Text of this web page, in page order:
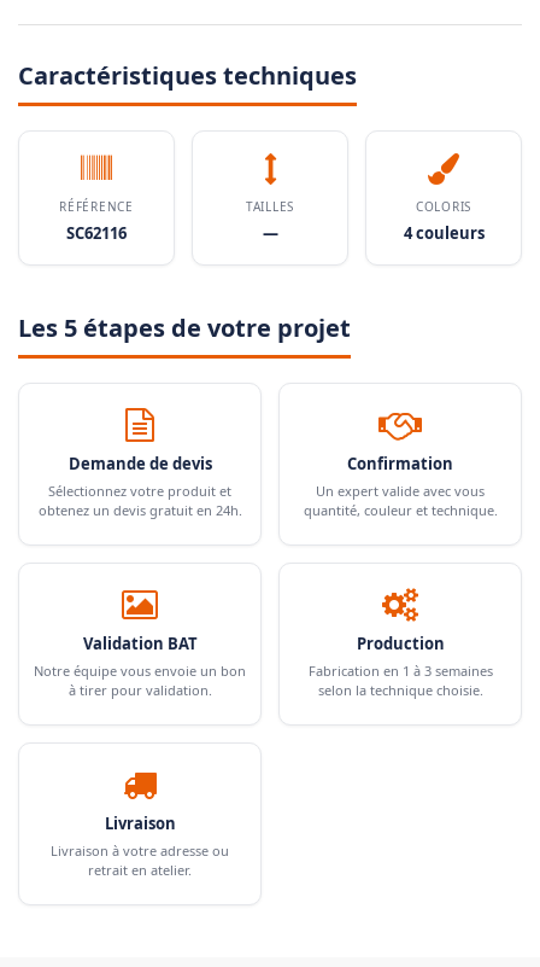
Caractéristiques techniques
RÉFÉRENCE
SC62116
TAILLES
—
COLORIS
4 couleurs
Les 5 étapes de votre projet
Demande de devis
Sélectionnez votre produit et
obtenez un devis gratuit en 24h.
Confirmation
Un expert valide avec vous
quantité, couleur et technique.
Validation BAT
Notre équipe vous envoie un bon
à tirer pour validation.
Production
Fabrication en 1 à 3 semaines
selon la technique choisie.
Livraison
Livraison à votre adresse ou
retrait en atelier.